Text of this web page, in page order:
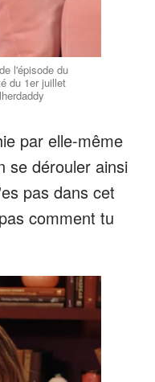
l'épisode du
du 1er juillet
par elle-même
se dérouler ainsi
pas dans cet
comment tu